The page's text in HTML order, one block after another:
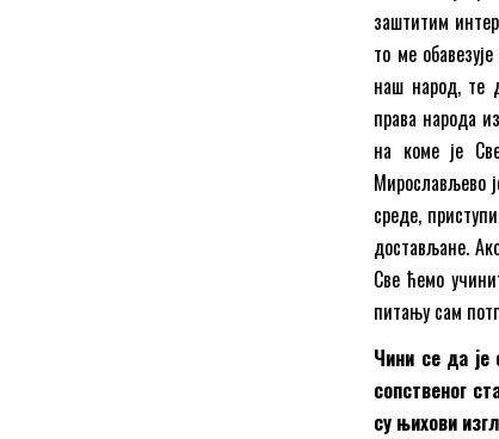
заштитим
то ме
наш народ, те
права народа
на коме је
Мирослављево
среде,
достављане.
Све ћемо
питању сам
Чини се да је
сопственог
су њихови